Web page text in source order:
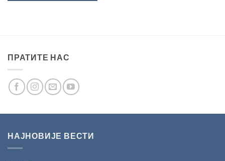
ПРАТИТЕ НАС
НАЈНОВИЈЕ ВЕСТИ